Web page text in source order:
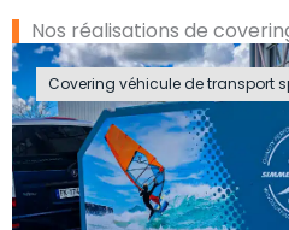
Nos réalisations de
Covering véhicule de transport